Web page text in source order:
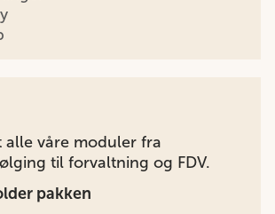
alle våre moduler fra
til forvaltning og FDV.
pakken